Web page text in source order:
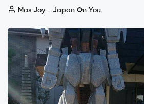
Mas Joy - Japan On You